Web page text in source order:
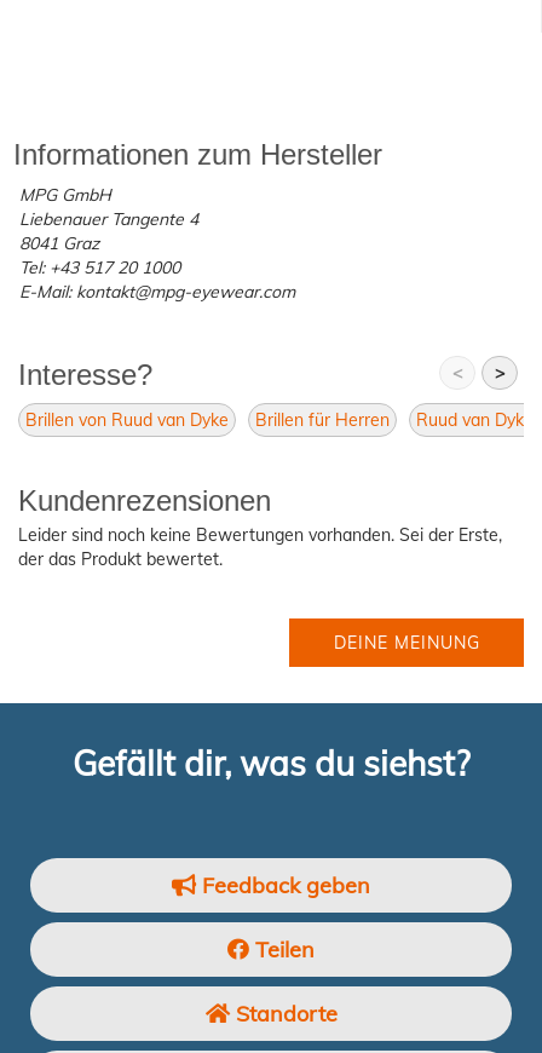
Informationen zum Hersteller
MPG GmbH
Liebenauer Tangente 4
8041 Graz
Tel: +43 517 20 1000
E-Mail: kontakt@mpg-eyewear.com
Interesse? < >
Brillen von Ruud van Dyke Brillen für Herren Ruud van Dyke
Kundenrezensionen
Leider sind noch keine Bewertungen vorhanden. Sei der Erste,
der das Produkt bewertet.
DEINE MEINUNG
Gefällt dir, was du siehst?
Feedback geben
Teilen
Standorte